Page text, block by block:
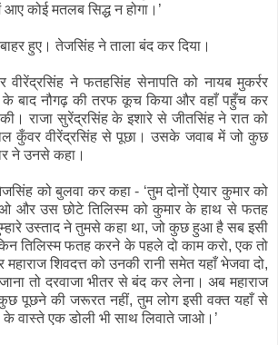
आए कोई मतलब सिद्ध न होगा।’
हुए। तेजसिंह ने ताला बंद कर दिया।
ने फतहसिंह सेनापति को नायब मुकर्रर
बाद नौगढ़ की तरफ कूच किया और वहाँ पहुँच कर
राजा सुरेंद्रसिंह के इशारे से जीतसिंह ने रात को
कुँवर वीरेंद्रसिंह से पूछा। उसके जवाब में जो कुछ
ने उनसे कहा।
को बुलवा कर कहा - ‘तुम दोनों ऐयार कुमार को
और उस छोटे तिलिस्म को कुमार के हाथ से फतह
उस्ताद ने तुमसे कहा था, जो कुछ हुआ है सब इसी
तिलिस्म फतह करने के पहले दो काम करो, एक तो
शिवदत्त को उनकी रानी समेत यहाँ भेजवा दो,
तो दरवाजा भीतर से बंद कर लेना। अब महाराज
पूछने की जरूरत नहीं, तुम लोग इसी वक्त यहाँ से
वास्ते एक डोली भी साथ लिवाते जाओ।’